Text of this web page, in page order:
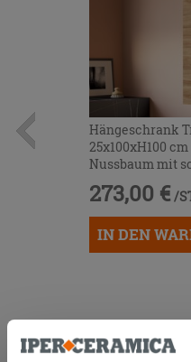
Hängeschrank
25x100xH100
Nussbaum mit
273,00 € /
IN DEN